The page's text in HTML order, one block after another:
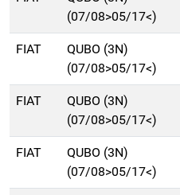
(07/08>05/17<)
FIAT
QUBO (3N)
(07/08>05/17<)
FIAT
QUBO (3N)
(07/08>05/17<)
FIAT
QUBO (3N)
(07/08>05/17<)